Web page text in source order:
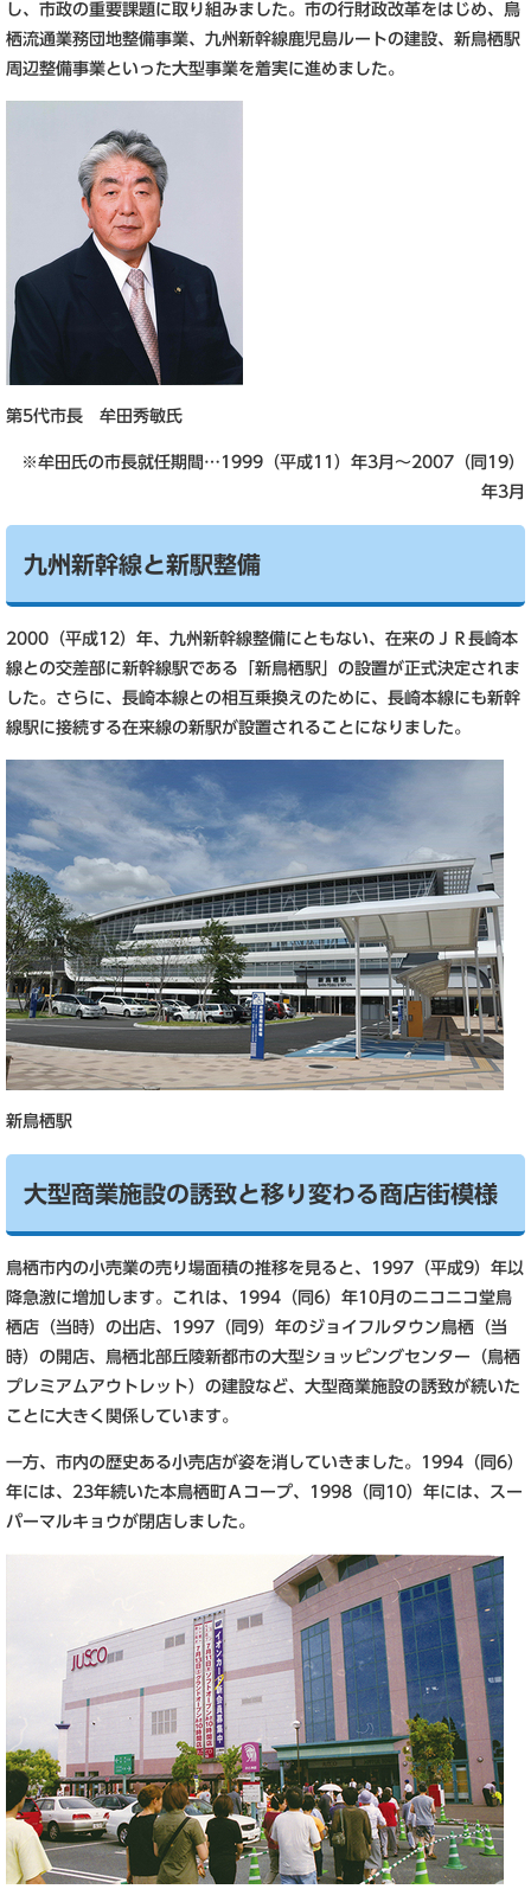
し、市政の重要課題に取り組みました。市の行財政改革をはじめ、鳥
栖流通業務団地整備事業、九州新幹線鹿児島ルートの建設、新鳥栖駅
周辺整備事業といった大型事業を着実に進めました。
第5代市長 牟田秀敏氏
※牟田氏の市長就任期間…1999（平成11）年3月～2007（同19）
年3月
九州新幹線と新駅整備
2000（平成12）年、九州新幹線整備にともない、在来のＪＲ長崎本
線との交差部に新幹線駅である「新鳥栖駅」の設置が正式決定されま
した。さらに、長崎本線との相互乗換えのために、長崎本線にも新幹
線駅に接続する在来線の新駅が設置されることになりました。
新鳥栖駅
大型商業施設の誘致と移り変わる商店街模様
鳥栖市内の小売業の売り場面積の推移を見ると、1997（平成9）年以
降急激に増加します。これは、1994（同6）年10月のニコニコ堂鳥
栖店（当時）の出店、1997（同9）年のジョイフルタウン鳥栖（当
時）の開店、鳥栖北部丘陵新都市の大型ショッピングセンター（鳥栖
プレミアムアウトレット）の建設など、大型商業施設の誘致が続いた
ことに大きく関係しています。
一方、市内の歴史ある小売店が姿を消していきました。1994（同6）
年には、23年続いた本鳥栖町Ａコープ、1998（同10）年には、スー
パーマルキョウが閉店しました。